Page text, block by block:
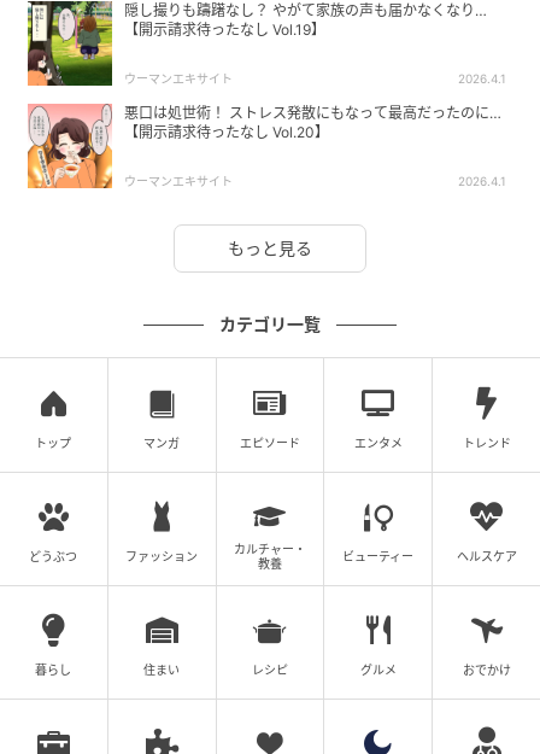
隠し撮りも躊躇なし？ やがて家族の声も届かなくなり…
【開示請求待ったなし Vol.19】
ウーマンエキサイト 2026.4.1
悪口は処世術！ ストレス発散にもなって最高だったのに…
【開示請求待ったなし Vol.20】
ウーマンエキサイト 2026.4.1
もっと見る
カテゴリ一覧
トップ マンガ エピソード エンタメ トレンド
どうぶつ ファッション
カルチャー・
教養
ビューティー ヘルスケア
暮らし 住まい レシピ グルメ おでかけ